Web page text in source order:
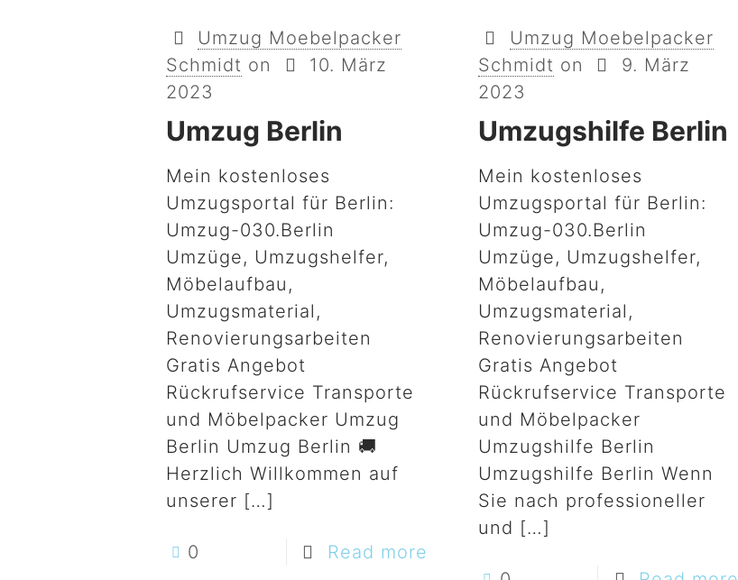
Umzug Moebelpacker
Schmidt on
10. März
2023
Umzug Berlin
Mein kostenloses
Umzugsportal für Berlin:
Umzug-030.Berlin
Umzüge, Umzugshelfer,
Möbelaufbau,
Umzugsmaterial,
Renovierungsarbeiten
Gratis Angebot
Rückrufservice Transporte
und Möbelpacker Umzug
Berlin Umzug Berlin 🚚
Herzlich Willkommen auf
unserer […]
0 Read more
Umzug Moebelpacker
Schmidt on
9. März
2023
Umzugshilfe Berlin
Mein kostenloses
Umzugsportal für Berlin:
Umzug-030.Berlin
Umzüge, Umzugshelfer,
Möbelaufbau,
Umzugsmaterial,
Renovierungsarbeiten
Gratis Angebot
Rückrufservice Transporte
und Möbelpacker
Umzugshilfe Berlin
Umzugshilfe Berlin Wenn
Sie nach professioneller
und […]